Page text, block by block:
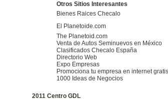
Otros Sitios Interesantes
Bienes Raices Checalo
El Planetoide.com
The Planetoid.com
Venta de Autos Seminuevos en México
Clasificados Checalo España
Directorio Web
Expo Empresas
Promociona tu empresa en internet
1000 Ideas de Negocios
2011 Centro GDL